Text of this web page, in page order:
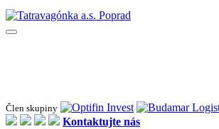
Člen skupiny
Kontaktujte nás